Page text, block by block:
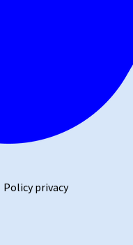
Policy privacy